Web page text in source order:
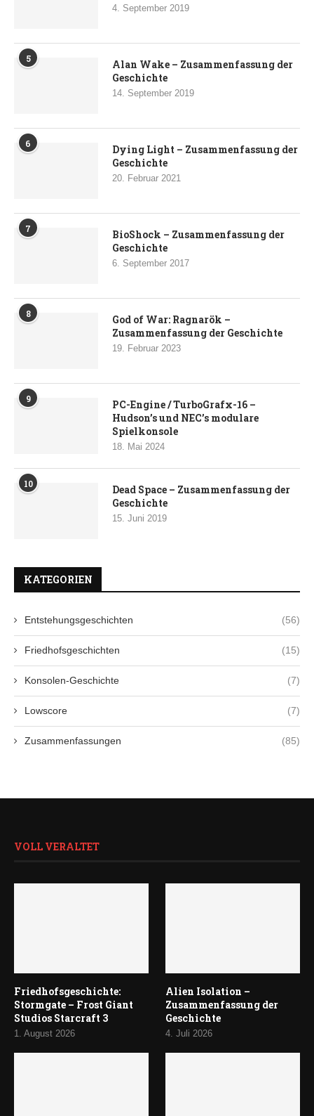
4. September 2019
5
Alan Wake – Zusammenfassung der
Geschichte
14. September 2019
6
Dying Light – Zusammenfassung der
Geschichte
20. Februar 2021
7
BioShock – Zusammenfassung der
Geschichte
6. September 2017
8
God of War: Ragnarök –
Zusammenfassung der Geschichte
19. Februar 2023
9
PC-Engine / TurboGrafx-16 –
Hudson’s und NEC’s modulare
Spielkonsole
18. Mai 2024
10
Dead Space – Zusammenfassung der
Geschichte
15. Juni 2019
KATEGORIEN
Entstehungsgeschichten (56)
Friedhofsgeschichten (15)
Konsolen-Geschichte (7)
Lowscore (7)
Zusammenfassungen (85)
VOLL VERALTET
Friedhofsgeschichte:
Stormgate – Frost Giant
Studios Starcraft 3
1. August 2026
Alien Isolation –
Zusammenfassung der
Geschichte
4. Juli 2026